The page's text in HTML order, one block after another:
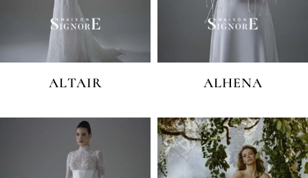
ALTAIR ALHENA